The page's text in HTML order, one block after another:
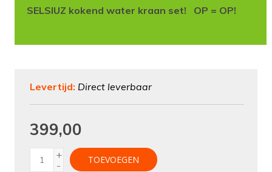
SELSIUZ kokend water kraan set! OP = OP!
Levertijd: Direct leverbaar
399,00
+
-
TOEVOEGEN